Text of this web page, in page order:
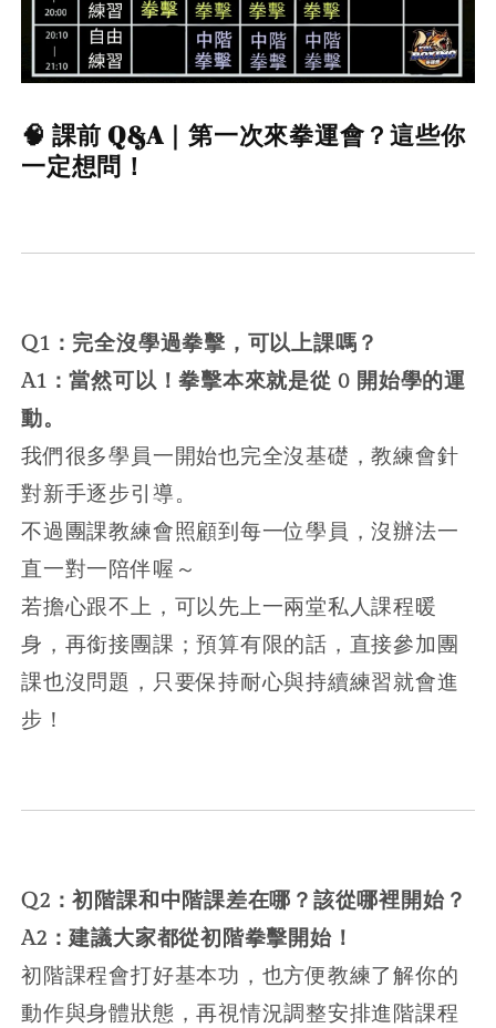
🧠 課前 Q&A｜第一次來拳運會？這些你
一定想問！
Q1：完全沒學過拳擊，可以上課嗎？
A1：當然可以！拳擊本來就是從 0 開始學的運
動。
我們很多學員一開始也完全沒基礎，教練會針
對新手逐步引導。
不過團課教練會照顧到每一位學員，沒辦法一
直一對一陪伴喔～
若擔心跟不上，可以先上一兩堂私人課程暖
身，再銜接團課；預算有限的話，直接參加團
課也沒問題，只要保持耐心與持續練習就會進
步！
Q2：初階課和中階課差在哪？該從哪裡開始？
A2：建議大家都從初階拳擊開始！
初階課程會打好基本功，也方便教練了解你的
動作與身體狀態，再視情況調整安排進階課程